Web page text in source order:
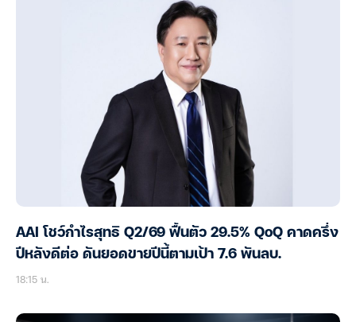
AAI โชว์กำไรสุทธิ Q2/69 ฟื้นตัว 29.5% QoQ คาดครึ่ง
ปีหลังดีต่อ ดันยอดขายปีนี้ตามเป้า 7.6 พันลบ.
18:15 น.